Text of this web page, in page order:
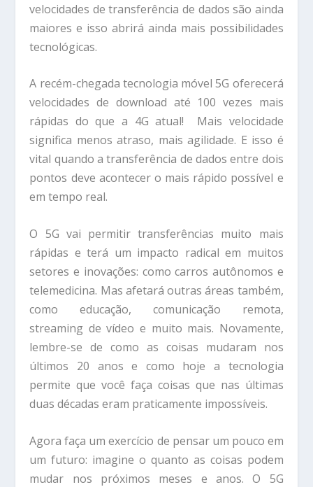
velocidades de transferência de dados são ainda
maiores e isso abrirá ainda mais possibilidades
tecnológicas.
A recém-chegada tecnologia móvel 5G oferecerá
velocidades de download até 100 vezes mais
rápidas do que a 4G atual! Mais velocidade
significa menos atraso, mais agilidade. E isso é
vital quando a transferência de dados entre dois
pontos deve acontecer o mais rápido possível e
em tempo real.
O 5G vai permitir transferências muito mais
rápidas e terá um impacto radical em muitos
setores e inovações: como carros autônomos e
telemedicina. Mas afetará outras áreas também,
como educação, comunicação remota,
streaming de vídeo e muito mais. Novamente,
lembre-se de como as coisas mudaram nos
últimos 20 anos e como hoje a tecnologia
permite que você faça coisas que nas últimas
duas décadas eram praticamente impossíveis.
Agora faça um exercício de pensar um pouco em
um futuro: imagine o quanto as coisas podem
mudar nos próximos meses e anos. O 5G